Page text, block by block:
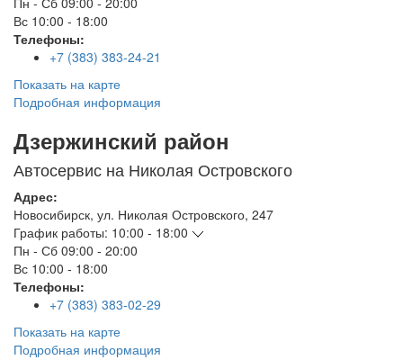
Вс 10:00 - 18:00
Телефоны:
+7 (383) 383-24-21
Показать на карте
Подробная информация
Дзержинский район
Автосервис на Николая Островского
Адрес:
Новосибирск, ул. Николая Островского, 247
График работы: 10:00 - 18:00
Пн - Сб 09:00 - 20:00
Вс 10:00 - 18:00
Телефоны:
+7 (383) 383-02-29
Показать на карте
Подробная информация